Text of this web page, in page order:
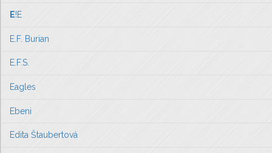
E!E
E.F. Burian
E.F.S.
Eagles
Ebeni
Edita Štaubertová